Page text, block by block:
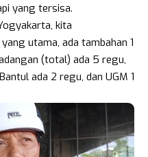
yang tersisa.
kita
utama, ada tambahan 1
(total) ada 5 regu,
ada 2 regu, dan UGM 1